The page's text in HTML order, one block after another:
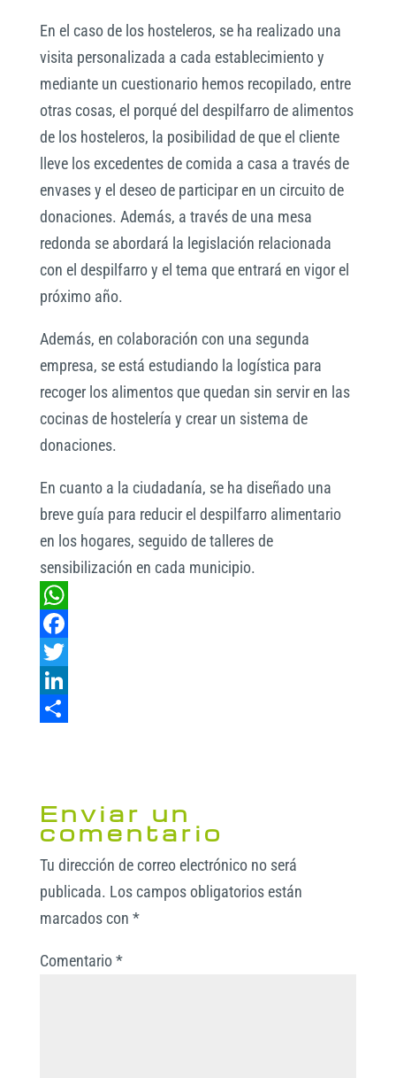
En el caso de los hosteleros, se ha realizado una
visita personalizada a cada establecimiento y
mediante un cuestionario hemos recopilado, entre
otras cosas, el porqué del despilfarro de alimentos
de los hosteleros, la posibilidad de que el cliente
lleve los excedentes de comida a casa a través de
envases y el deseo de participar en un circuito de
donaciones. Además, a través de una mesa
redonda se abordará la legislación relacionada
con el despilfarro y el tema que entrará en vigor el
próximo año.
Además, en colaboración con una segunda
empresa, se está estudiando la logística para
recoger los alimentos que quedan sin servir en las
cocinas de hostelería y crear un sistema de
donaciones.
En cuanto a la ciudadanía, se ha diseñado una
breve guía para reducir el despilfarro alimentario
en los hogares, seguido de talleres de
sensibilización en cada municipio.
W
h
a
p
F
a
c
o
T
w
e
L
e
n
p
t
r
Enviar un
comentario
Tu dirección de correo electrónico no será
publicada. Los campos obligatorios están
marcados con *
Comentario*